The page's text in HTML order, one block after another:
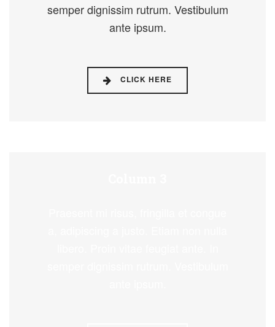
semper dignissim rutrum. Vestibulum
ante ipsum.
CLICK HERE